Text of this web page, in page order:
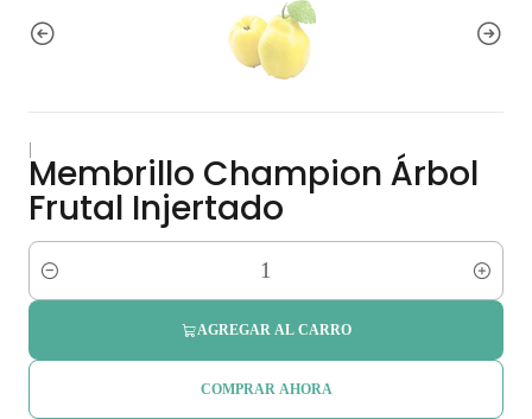
Membrillo Champion Árbol
Frutal Injertado
Cantidad
AGREGAR AL CARRO
COMPRAR AHORA